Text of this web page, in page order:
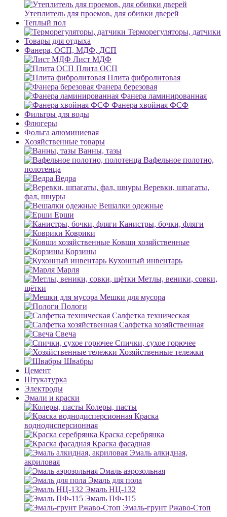
Утеплитель для проемов, для обивки дверей
Теплый пол
Терморегуляторы, датчики
Товары для отдыха
Фанера, ОСП, МДФ, ДСП
Лист МДФ
Плита ОСП
Плита фибролитовая
Фанера березовая
Фанера ламинированная
Фанера хвойная ФСФ
Фильтры для воды
Флюгеры
Фольга алюминиевая
Хозяйственные товары
Ванны, тазы
Вафельное полотно,
полотенца
Ведра
Веревки, шпагаты,
фал, шнуры
Вешалки одежные
Ерши
Канистры, бочки, фляги
Коврики
Ковши хозяйственные
Корзины
Кухонный инвентарь
Марля
Метлы, веники, совки,
щётки
Мешки для мусора
Пологи
Салфетка техническая
Салфетка хозяйственная
Свеча
Спички, сухое горючее
Хозяйственные тележки
Швабры
Цемент
Штукатурка
Электроды
Эмали и краски
Колеры, пасты
Краска
воднодисперсионная
Краска серебрянка
Краска фасадная
Эмаль алкидная,
акриловая
Эмаль аэрозольная
Эмаль для пола
Эмаль НЦ-132
Эмаль ПФ-115
Эмаль-грунт Ржаво-Стоп